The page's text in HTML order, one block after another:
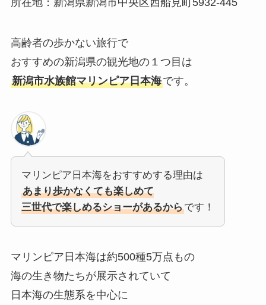
高齢者の歩かない旅行で
おすすめの新潟県の観光地の１つ目は
新潟市水族館マリンピア日本海です。
マリンピア日本海をおすすめする理由は
あまり歩かなくても楽しめて
三世代で楽しめるショーがあるからです！
マリンピア日本海は約500種5万点もの
海の生き物たちが展示されていて
日本海の生態系を中心に